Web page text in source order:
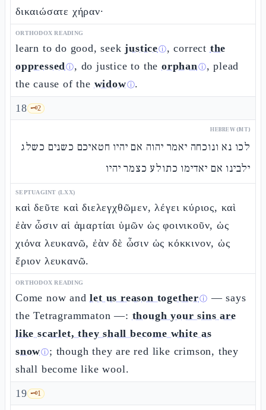
δικαιώσατε χήραν·
ORTHODOX READING
learn to do good, seekjusticeⓘ, correct the
oppressedⓘ, do justice to theorphanⓘ, plead
the cause of the widowⓘ.
18 🗝️2
HEBREW (MT)
לכו נא ונוכחה יאמר יהוה אם יהיו חטאיכם כשנים כשלג
ילבינו אם יאדימו כתולע כצמר יהיו
SEPTUAGINT (LXX)
καὶ δεῦτε καὶ διελεγχθῶμεν, λέγει κύριος, καὶ
ἐὰν ὦσιν αἱ ἁμαρτίαι ὑμῶν ὡς φοινικοῦν, ὡς
χιόνα λευκανῶ, ἐὰν δὲ ὦσιν ὡς κόκκινον, ὡς
ἔριον λευκανῶ.
ORTHODOX READING
Come now andlet us reason togetherⓘ — says
the Tetragrammaton —: though your sins are
like scarlet, they shall become white as
snowⓘ; though they are red like crimson, they
shall become like wool.
19 🗝️1